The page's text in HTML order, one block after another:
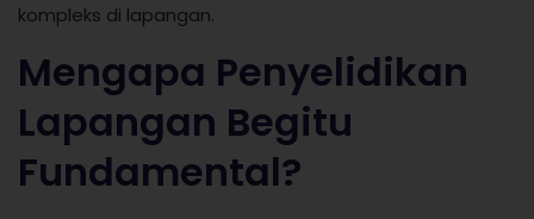
kompleks di lapangan.
Mengapa Penyelidikan
Lapangan Begitu
Fundamental?